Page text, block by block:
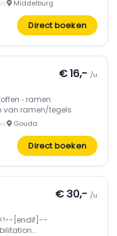
Middelburg
Direct boeken
€ 16,- /u
‑ ramen
van ramen/tegels
Gouda
Direct boeken
€ 30,- /u
[endif]--